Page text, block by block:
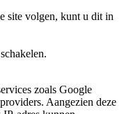
site volgen, kunt u dit in
zoals Google
Aangezien deze